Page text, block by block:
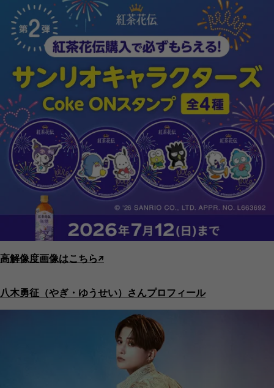
高解像度画像はこちら↗︎
八木勇征（やぎ・ゆうせい）さんプロフィール